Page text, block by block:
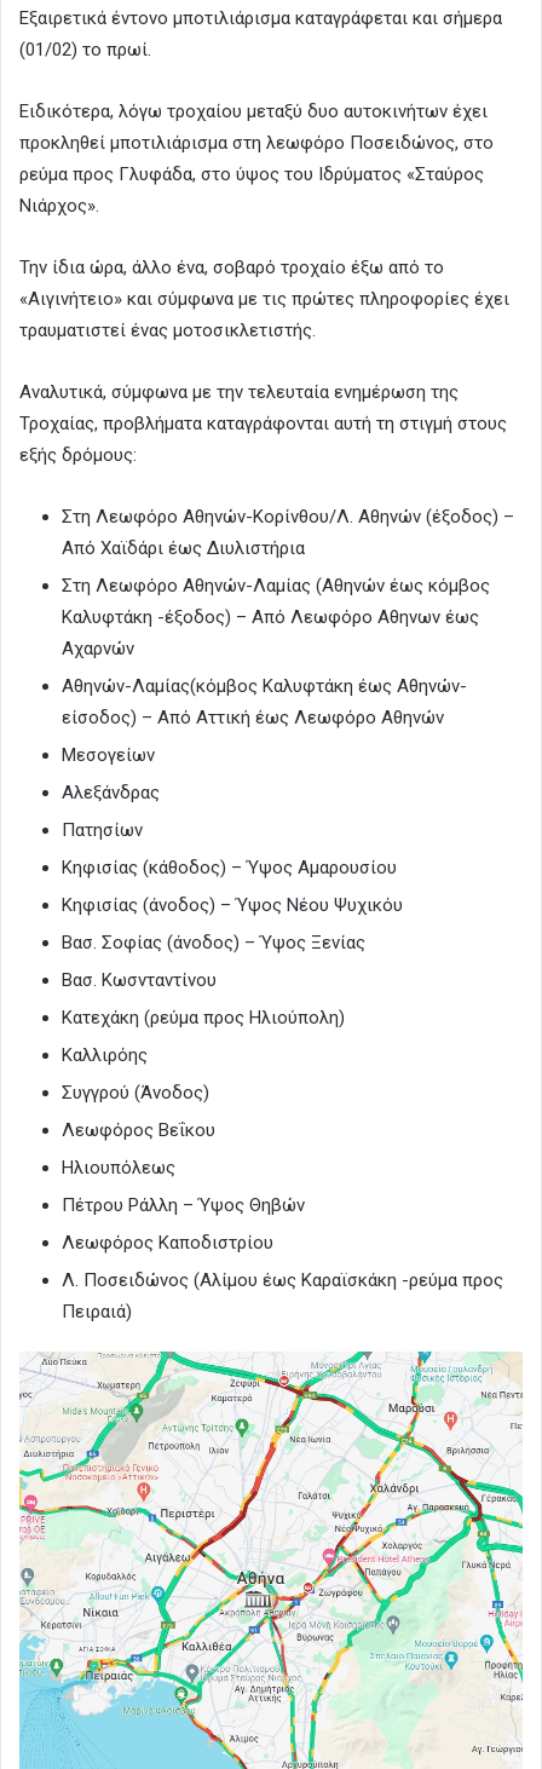
Εξαιρετικά έντονο μποτιλιάρισμα καταγράφεται και σήμερα
(01/02) το πρωί.
Ειδικότερα, λόγω τροχαίου μεταξύ δυο αυτοκινήτων έχει
προκληθεί μποτιλιάρισμα στη λεωφόρο Ποσειδώνος, στο
ρεύμα προς Γλυφάδα, στο ύψος του Ιδρύματος «Σταύρος
Νιάρχος».
Την ίδια ώρα, άλλο ένα, σοβαρό τροχαίο έξω από το
«Αιγινήτειο» και σύμφωνα με τις πρώτες πληροφορίες έχει
τραυματιστεί ένας μοτοσικλετιστής.
Αναλυτικά, σύμφωνα με την τελευταία ενημέρωση της
Τροχαίας, προβλήματα καταγράφονται αυτή τη στιγμή στους
εξής δρόμους:
Στη Λεωφόρο Αθηνών-Κορίνθου/Λ. Αθηνών (έξοδος) –
Από Χαϊδάρι έως Διυλιστήρια
Στη Λεωφόρο Αθηνών-Λαμίας (Αθηνών έως κόμβος
Καλυφτάκη -έξοδος) – Από Λεωφόρο Αθηνων έως
Αχαρνών
Αθηνών-Λαμίας(κόμβος Καλυφτάκη έως Αθηνών-
είσοδος) – Από Αττική έως Λεωφόρο Αθηνών
Μεσογείων
Αλεξάνδρας
Πατησίων
Κηφισίας (κάθοδος) – Ύψος Αμαρουσίου
Κηφισίας (άνοδος) – Ύψος Νέου Ψυχικόυ
Βασ. Σοφίας (άνοδος) – Ύψος Ξενίας
Βασ. Κωσνταντίνου
Κατεχάκη (ρεύμα προς Ηλιούπολη)
Καλλιρόης
Συγγρού (Άνοδος)
Λεωφόρος Βεΐκου
Ηλιουπόλεως
Πέτρου Ράλλη – Ύψος Θηβών
Λεωφόρος Καποδιστρίου
Λ. Ποσειδώνος (Αλίμου έως Καραϊσκάκη -ρεύμα προς
Πειραιά)